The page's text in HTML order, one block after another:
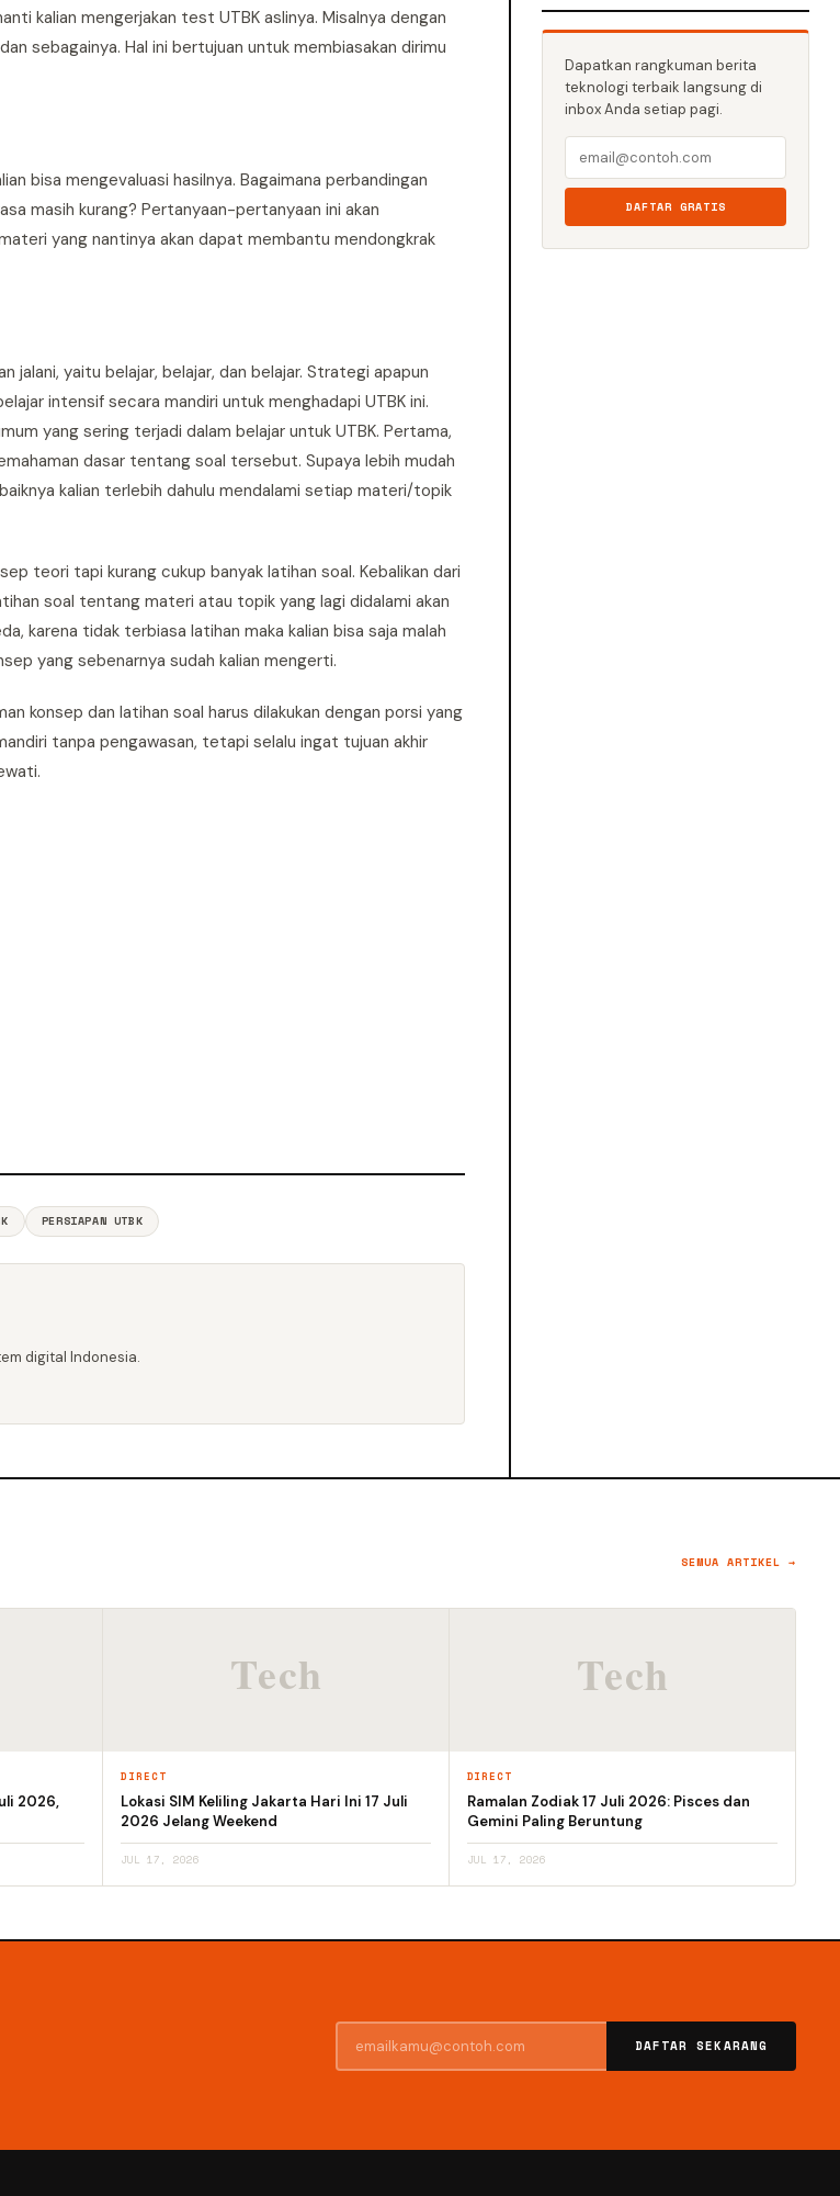
kalian mengerjakan test UTBK aslinya. Misalnya dengan
sebagainya. Hal ini bertujuan untuk membiasakan dirimu
bisa mengevaluasi hasilnya. Bagaimana perbandingan
masih kurang? Pertanyaan-pertanyaan ini akan
yang nantinya akan dapat membantu mendongkrak
jalani, yaitu belajar, belajar, dan belajar. Strategi apapun
intensif secara mandiri untuk menghadapi UTBK ini.
yang sering terjadi dalam belajar untuk UTBK. Pertama,
dasar tentang soal tersebut. Supaya lebih mudah
kalian terlebih dahulu mendalami setiap materi/topik
teori tapi kurang cukup banyak latihan soal. Kebalikan dari
soal tentang materi atau topik yang lagi didalami akan
karena tidak terbiasa latihan maka kalian bisa saja malah
yang sebenarnya sudah kalian mengerti.
konsep dan latihan soal harus dilakukan dengan porsi yang
tanpa pengawasan, tetapi selalu ingat tujuan akhir
PERSIAPAN UTBK
digital Indonesia.
Dapatkan rangkuman berita
teknologi terbaik langsung di
inbox Anda setiap pagi.
DAFTAR GRATIS
SEMUA ARTIKEL →
2026,
DIRECT
Lokasi SIM Keliling Jakarta Hari Ini 17 Juli
2026 Jelang Weekend
JUL 17, 2026
DIRECT
Ramalan Zodiak 17 Juli 2026: Pisces dan
Gemini Paling Beruntung
JUL 17, 2026
DAFTAR SEKARANG